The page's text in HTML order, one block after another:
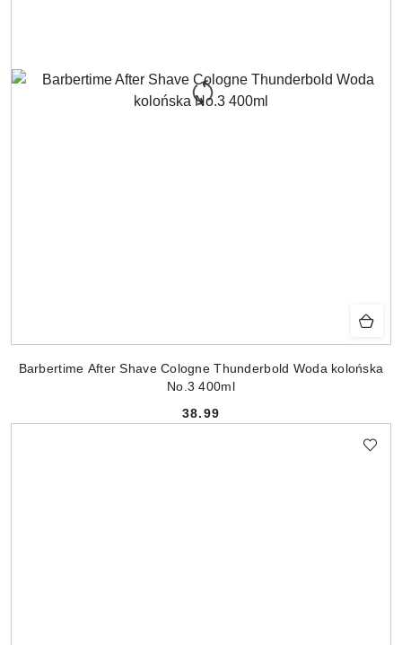
Barbertime After Shave Cologne Thunderbold Woda kolońska
No.3 400ml
Cena:
38.99